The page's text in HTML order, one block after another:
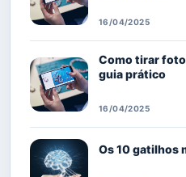
16/04/2025
Como tirar
guia prático
16/04/2025
Os 10 gatilhos